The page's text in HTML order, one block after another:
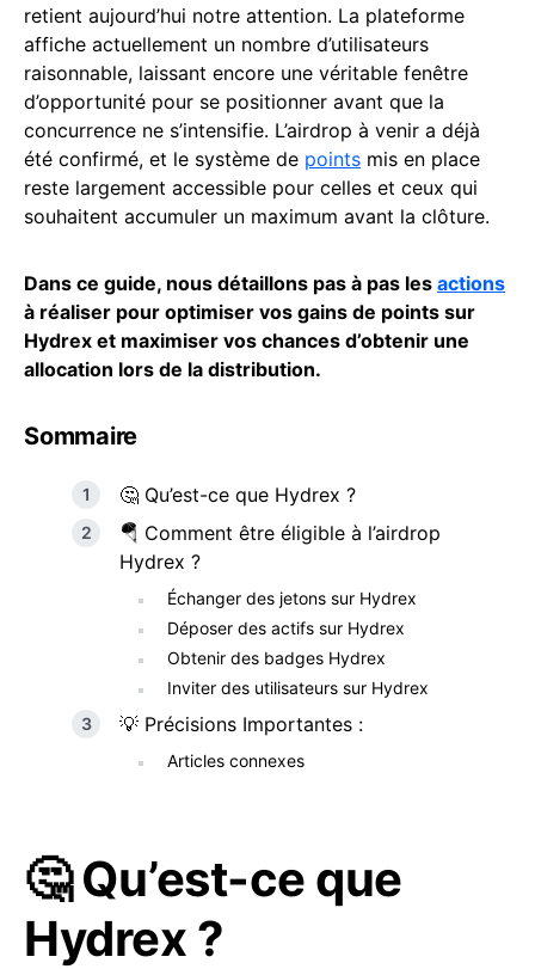
retient aujourd’hui notre attention. La plateforme
affiche actuellement un nombre d’utilisateurs
raisonnable, laissant encore une véritable fenêtre
d’opportunité pour se positionner avant que la
concurrence ne s’intensifie. L’airdrop à venir a déjà
été confirmé, et le système de points mis en place
reste largement accessible pour celles et ceux qui
souhaitent accumuler un maximum avant la clôture.
Dans ce guide, nous détaillons pas à pas les actions
à réaliser pour optimiser vos gains de points sur
Hydrex et maximiser vos chances d’obtenir une
allocation lors de la distribution.
Sommaire
🤔 Qu’est-ce que Hydrex ?
🪂 Comment être éligible à l’airdrop
Hydrex ?
Échanger des jetons sur Hydrex
Déposer des actifs sur Hydrex
Obtenir des badges Hydrex
Inviter des utilisateurs sur Hydrex
💡 Précisions Importantes :
Articles connexes
🤔 Qu’est-ce que
Hydrex ?